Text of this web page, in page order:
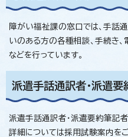
障がい福祉課の窓口では、手話
いのある方の各種相談、手続き
などを行っています。
派遣手話通訳者・派遣要
派遣手話通訳者・派遣要約筆記
詳細については採用試験案内をご